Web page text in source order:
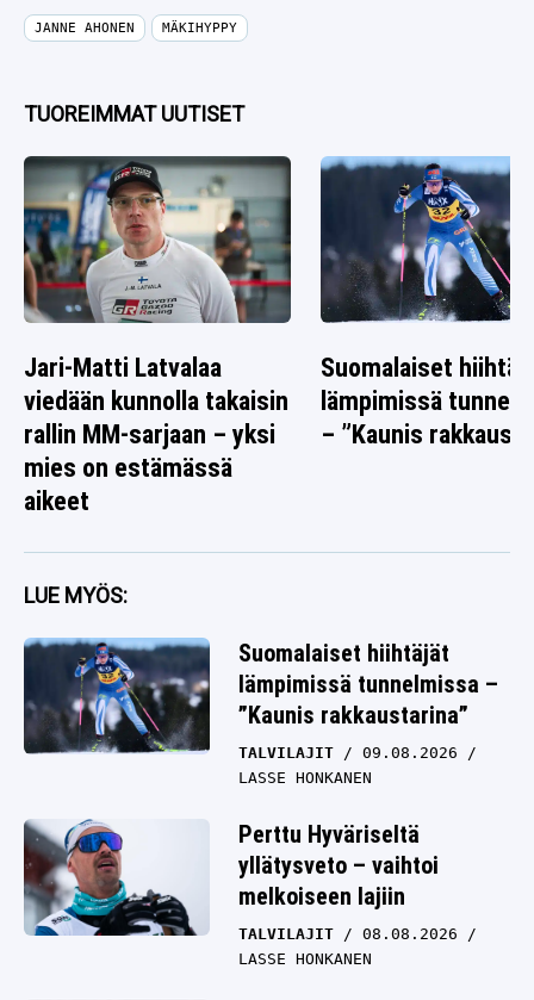
JANNE AHONEN MÄKIHYPPY
TUOREIMMAT UUTISET
Jari-Matti Latvalaa
viedään kunnolla takaisin
rallin MM-sarjaan – yksi
mies on estämässä
aikeet
Suomalaiset
lämpimissä
– ”Kaunis
LUE MYÖS:
Suomalaiset hiihtäjät
lämpimissä tunnelmissa –
”Kaunis rakkaustarina”
TALVILAJIT
09.08.2026
LASSE HONKANEN
Perttu Hyväriseltä
yllätysveto – vaihtoi
melkoiseen lajiin
TALVILAJIT
08.08.2026
LASSE HONKANEN